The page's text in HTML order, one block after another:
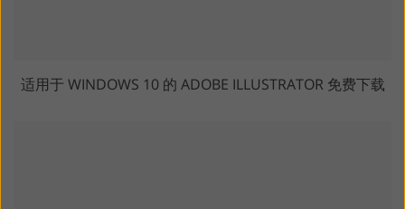
适用于 WINDOWS 10 的 ADOBE ILLUSTRATOR 免费下载